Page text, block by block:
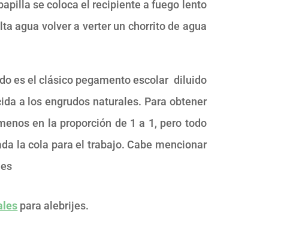
se coloca el recipiente a fuego lento
agua volver a verter un chorrito de agua
es el clásico pegamento escolar diluido
a los engrudos naturales. Para obtener
en la proporción de 1 a 1, pero todo
la cola para el trabajo. Cabe mencionar
para alebrijes.